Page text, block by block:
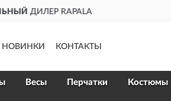
ДОСТАВИМ ПО
НОВИНКИ КОНТАКТЫ
Весы Перчатки Костюмы